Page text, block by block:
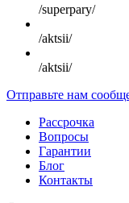
/superpary/
/aktsii/
/aktsii/
Отправьте нам
Рассрочка
Вопросы
Гарантии
Блог
Контакты